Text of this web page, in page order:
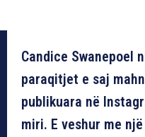
Candice Swanepoel
paraqitjet e saj
publikuara në
miri. E veshur me